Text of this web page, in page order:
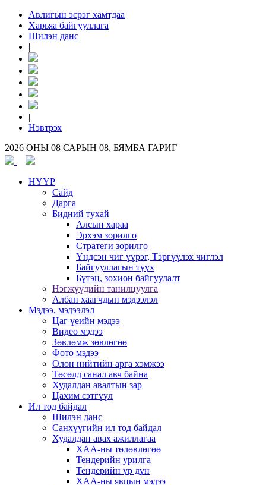
Авлигын эсрэг хамтдаа
Харьяа байгууллага
Шилэн данс
|
|
Нэвтрэх
2026 ОНЫ 08 САРЫН 08, БЯМБА ГАРИГ
НҮҮР
Сайд
Дарга
Бидний тухай
Алсын хараа
Эрхэм зорилго
Стратеги зорилго
Үндсэн чиг үүрэг, Тэргүүлэх чиглэл
Байгууллагын түүх
Бүтэц, зохион байгуулалт
Нэгжүүдийн танилцуулга
Албан хаагчдын мэдээлэл
Мэдээ, мэдээлэл
Цаг үеийн мэдээ
Видео мэдээ
Зөвлөмж зөвлөгөө
Фото мэдээ
Олон нийтийн арга хэмжээ
Төсөлд санал авч байна
Худалдан авалтын зар
Цахим сэтгүүл
Ил тод байдал
Шилэн данс
Санхүүгийн ил тод байдал
Худалдан авах ажиллагаа
ХАА-ны төлөвлөгөө
Тендерийн урилга
Тендерийн үр дүн
ХАА-ны явцын мэдээ